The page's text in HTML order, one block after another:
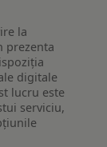
la
prezenta
digitale
lucru este
serviciu,